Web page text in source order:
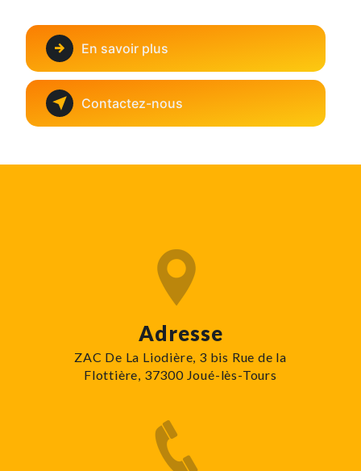
En savoir plus
Contactez-nous
Adresse
ZAC De La Liodière, 3 bis Rue de la
Flottière, 37300 Joué-lès-Tours